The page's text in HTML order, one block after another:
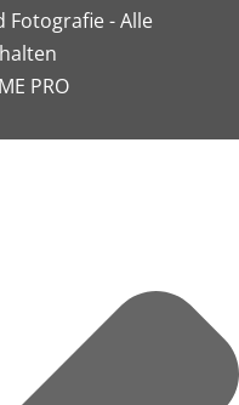
Fotografie - Alle
PRO